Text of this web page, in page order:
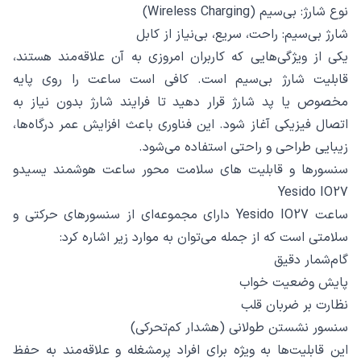
نوع شارژ: بی‌سیم (Wireless Charging)
شارژ بی‌سیم: راحت، سریع، بی‌نیاز از کابل
یکی از ویژگی‌هایی که کاربران امروزی به آن علاقه‌مند هستند،
قابلیت شارژ بی‌سیم است. کافی است ساعت را روی پایه
مخصوص یا پد شارژ قرار دهید تا فرایند شارژ بدون نیاز به
اتصال فیزیکی آغاز شود. این فناوری باعث افزایش عمر درگاه‌ها،
زیبایی طراحی و راحتی استفاده می‌شود.
سنسورها و قابلیت‌ های سلامت‌ محور ساعت هوشمند یسیدو
Yesido IO27
ساعت Yesido IO27 دارای مجموعه‌ای از سنسورهای حرکتی و
سلامتی است که از جمله می‌توان به موارد زیر اشاره کرد:
گام‌شمار دقیق
پایش وضعیت خواب
نظارت بر ضربان قلب
سنسور نشستن طولانی (هشدار کم‌تحرکی)
این قابلیت‌ها به ویژه برای افراد پرمشغله و علاقه‌مند به حفظ